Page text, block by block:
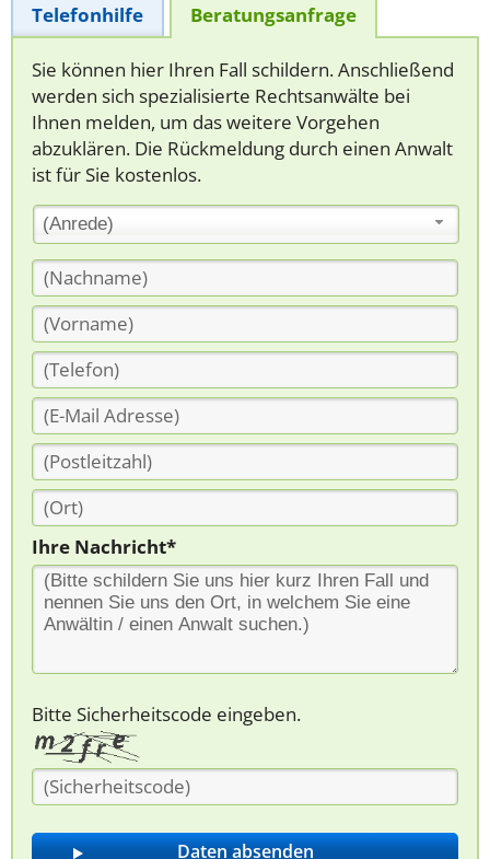
Telefonhilfe Beratungsanfrage
Sie können hier Ihren Fall schildern. Anschließend
werden sich spezialisierte Rechtsanwälte bei
Ihnen melden, um das weitere Vorgehen
abzuklären. Die Rückmeldung durch einen Anwalt
ist für Sie kostenlos.
(Anrede)
Ihre Nachricht*
Bitte Sicherheitscode eingeben.